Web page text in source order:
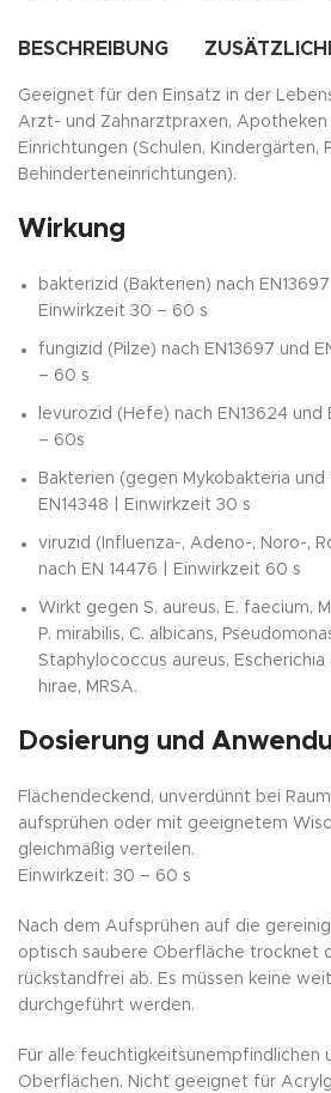
BESCHREIBUNG
Geeignet für den Einsatz in der
Arzt- und Zahnarztpraxen,
Einrichtungen (Schulen, Kindergärten,
Behinderteneinrichtungen).
Wirkung
bakterizid (Bakterien) nach EN13697
Einwirkzeit 30 – 60 s
fungizid (Pilze) nach EN13697 und
– 60 s
levurozid (Hefe) nach EN13624 und
– 60s
Bakterien (gegen Mykobakteria und
EN14348 | Einwirkzeit 30 s
viruzid (Influenza-, Adeno-, Noro-,
nach EN 14476 | Einwirkzeit 60 s
Wirkt gegen S. aureus, E. faecium,
P. mirabilis, C. albicans,
Staphylococcus aureus,
hirae, MRSA.
Dosierung und
Flächendeckend, unverdünnt bei
aufsprühen oder mit geeignetem
gleichmäßig verteilen.
Einwirkzeit: 30 – 60 s
Nach dem Aufsprühen auf die
optisch saubere Oberfläche trocknet
rückstandfrei ab. Es müssen keine
durchgeführt werden.
Für alle feuchtigkeitsunempfindlichen
Oberflächen. Nicht geeignet für